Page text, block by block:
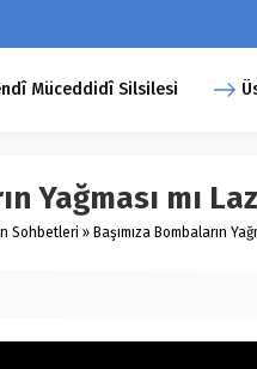
Müceddidî Silsilesi
Yağması mı
Sohbetleri » Başımıza Bombaların